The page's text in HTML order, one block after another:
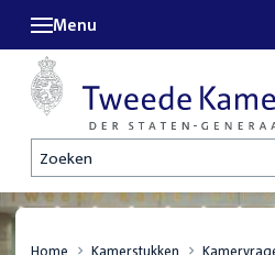
Zoeken
Menu
Home Kamerstukken